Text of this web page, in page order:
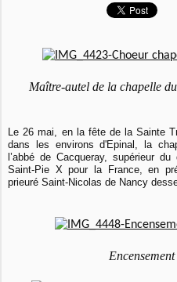
Maître-autel de la chapelle
Le 26 mai, en la fête de la Sainte
dans les environs d'Epinal, la
l’abbé de Cacqueray, supérieur
Saint-Pie X pour la France, en
prieuré Saint-Nicolas de Nancy